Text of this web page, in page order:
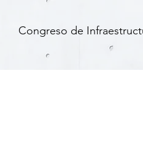
Congreso de